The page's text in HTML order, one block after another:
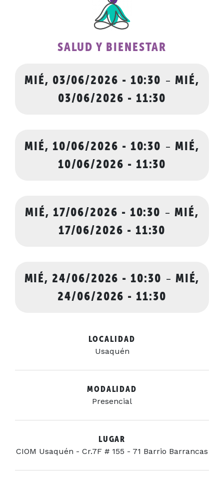
SALUD Y BIENESTAR
MIÉ, 03/06/2026 - 10:30 -MIÉ,
03/06/2026 - 11:30
MIÉ, 10/06/2026 - 10:30 -MIÉ,
10/06/2026 - 11:30
MIÉ, 17/06/2026 - 10:30 -MIÉ,
17/06/2026 - 11:30
MIÉ, 24/06/2026 - 10:30 - MIÉ,
24/06/2026 - 11:30
LOCALIDAD
Usaquén
MODALIDAD
Presencial
LUGAR
CIOM Usaquén - Cr.7F # 155 - 71 Barrio Barrancas